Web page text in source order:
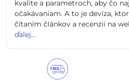
kvalite a parametroch, aby čo
očakávaniam. A to je devíza,
čítaním článkov a recenzií na
ďalej...